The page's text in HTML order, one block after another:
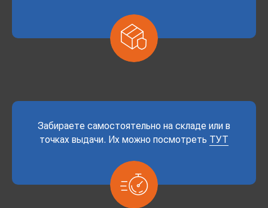
Забираете самостоятельно на складе или в
точках выдачи. Их можно посмотреть ТУТ